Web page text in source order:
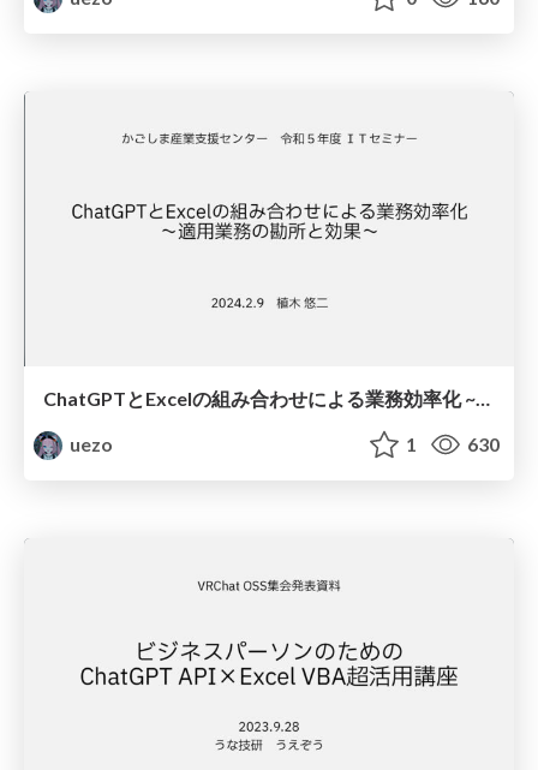
ChatGPTとExcelの組み合わせによる業務効率化 ~適用業務の勘所と効果~
uezo
1 630